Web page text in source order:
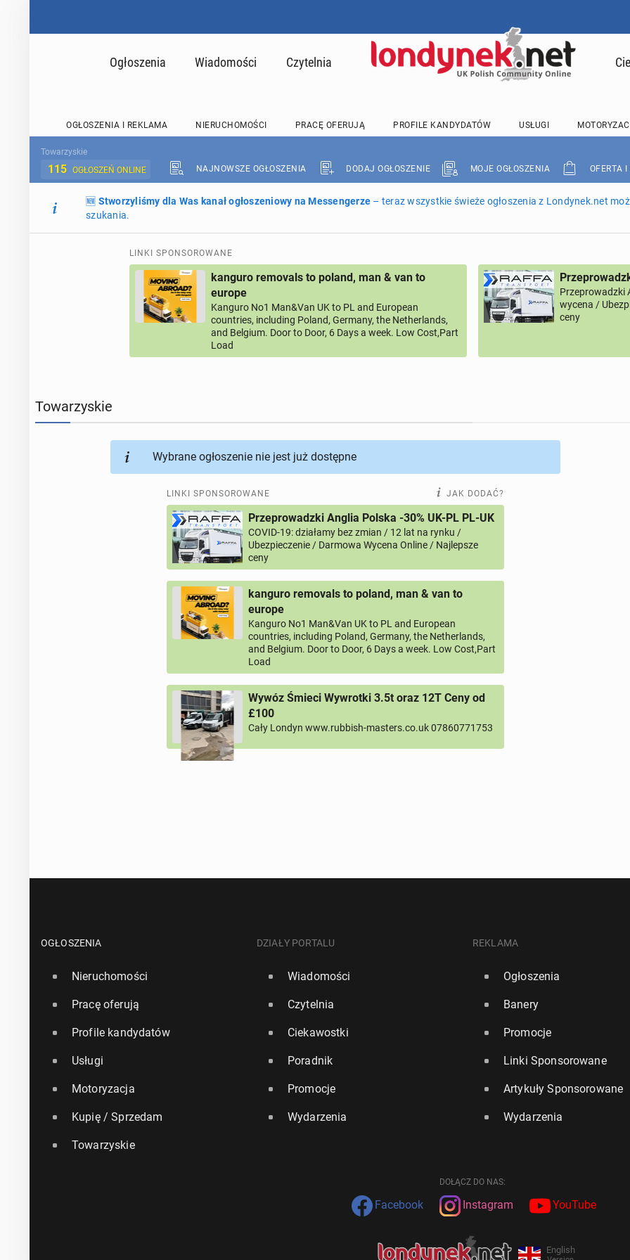
Ogłoszenia Wiadomości Czytelnia
OGŁOSZENIA I REKLAMA NIERUCHOMOŚCI PRACĘ OFERUJĄ PROFILE KANDYDATÓW USŁUGI
Towarzyskie
115 OGŁOSZEŃ ONLINE NAJNOWSZE OGŁOSZENIA DODAJ OGŁOSZENIE MOJE OGŁOSZENIA OFERTA I
🆕 Stworzyliśmy dla Was kanał ogłoszeniowy na Messengerze – teraz wszystkie świeże ogłoszenia z Londynek.net
szukania.
LINKI SPONSOROWANE
kanguro removals to poland, man & van to
europe
Kanguro No1 Man&Van UK to PL and European
countries, including Poland, Germany, the Netherlands,
and Belgium. Door to Door, 6 Days a week. Low Cost,Part
Load
Przeprowadzki
wycena /
ceny
Towarzyskie
Wybrane ogłoszenie nie jest już dostępne
LINKI SPONSOROWANE JAK DODAĆ?
Przeprowadzki Anglia Polska -30% UK-PL PL-UK
COVID-19: działamy bez zmian / 12 lat na rynku /
Ubezpieczenie / Darmowa Wycena Online / Najlepsze
ceny
kanguro removals to poland, man & van to
europe
Kanguro No1 Man&Van UK to PL and European
countries, including Poland, Germany, the Netherlands,
and Belgium. Door to Door, 6 Days a week. Low Cost,Part
Load
Wywóz Śmieci Wywrotki 3.5t oraz 12T Ceny od
£100
Cały Londyn www.rubbish-masters.co.uk 07860771753
OGŁOSZENIA
Nieruchomości
Pracę oferują
Profile kandydatów
Usługi
Motoryzacja
Kupię / Sprzedam
Towarzyskie
DZIAŁY PORTALU
Wiadomości
Czytelnia
Ciekawostki
Poradnik
Promocje
Wydarzenia
REKLAMA
Ogłoszenia
Banery
Promocje
Linki Sponsorowane
Artykuły Sponsorowane
Wydarzenia
DOŁĄCZ DO NAS:
Facebook Instagram YouTube
English